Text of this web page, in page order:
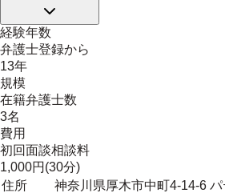
経験年数
弁護士登録から
13年
規模
在籍弁護士数
3名
費用
初回面談相談料
1,000円(30分)
住所
神奈川県厚木市中町4-14-6